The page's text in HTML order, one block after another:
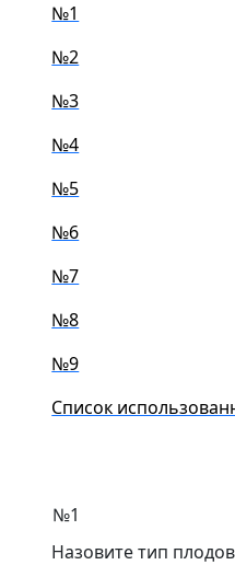
№1
№2
№3
№4
№5
№6
№7
№8
№9
Список
№1
Назовите тип